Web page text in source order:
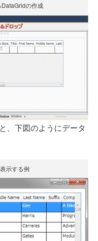
DataGridの作成
、下図のようにデータ
示する例